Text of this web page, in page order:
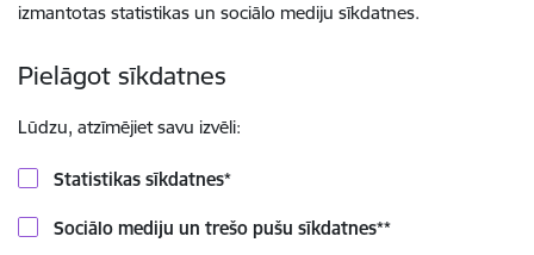
izmantotas statistikas un sociālo mediju sīkdatnes.
Pielāgot sīkdatnes
Lūdzu, atzīmējiet savu izvēli:
Statistikas sīkdatnes*
Sociālo mediju un trešo pušu sīkdatnes**